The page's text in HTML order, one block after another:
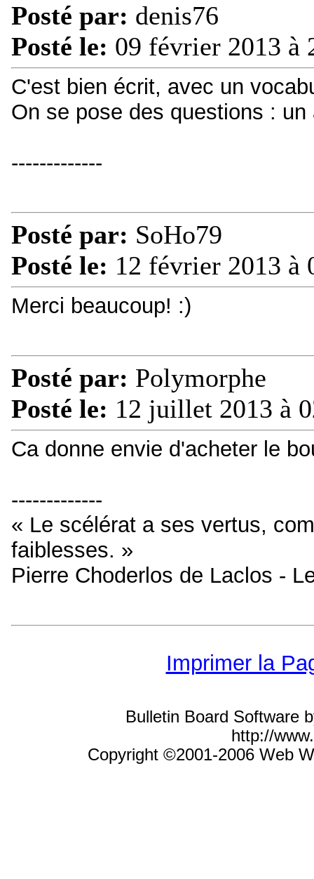
Posté par: denis76
Posté le: 09 février 2013 à
C'est bien écrit, avec un
On se pose des questions :
-------------
Posté par: SoHo79
Posté le: 12 février 2013 à
Merci beaucoup! :)
Posté par: Polymorphe
Posté le: 12 juillet 2013 à
Ca donne envie d'acheter le
-------------
« Le scélérat a ses vertus,
faiblesses. »
Pierre Choderlos de Laclos -
Imprimer la
Bulletin Board Software
http://
Copyright ©2001-2006 Web